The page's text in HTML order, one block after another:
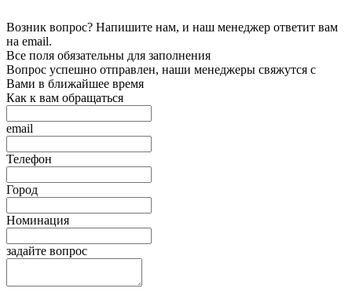
Возник вопрос? Напишите нам, и наш менеджер ответит вам
на email.
Все поля обязательны для заполнения
Вопрос успешно отправлен, наши менеджеры свяжутся с
Вами в ближайшее время
Как к вам обращаться
email
Телефон
Город
Номинация
задайте вопрос